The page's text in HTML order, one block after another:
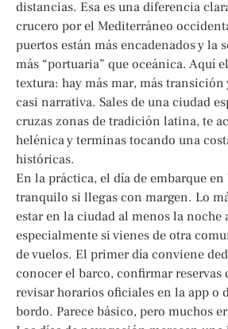
distancias. Esa es una diferencia
crucero por el Mediterráneo
puertos están más encadenados y la
más “portuaria” que oceánica. Aquí
textura: hay más mar, más
casi narrativa. Sales de una ciudad
cruzas zonas de tradición latina, te
helénica y terminas tocando una
históricas.
En la práctica, el día de embarque
tranquilo si llegas con margen. Lo
estar en la ciudad al menos la noche
especialmente si vienes de otra
de vuelos. El primer día conviene
conocer el barco, confirmar reservas
revisar horarios oficiales en la app o
bordo. Parece básico, pero muchos